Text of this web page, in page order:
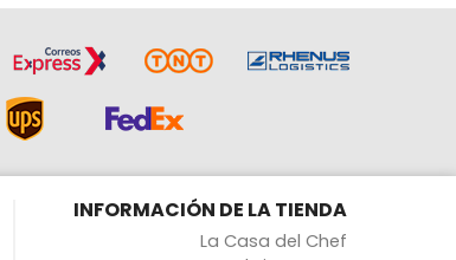
INFORMACIÓN DE LA TIENDA
La Casa del Chef